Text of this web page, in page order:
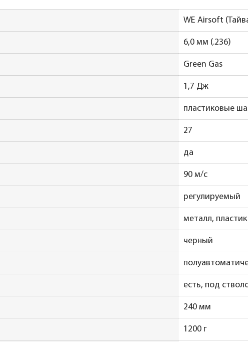
WE Airsoft
6,0 мм (.236)
Green Gas
1,7 Дж
пластиковые
27
да
90 м/с
регулируемый
металл, пластик
черный
есть, под
240 мм
1200 г